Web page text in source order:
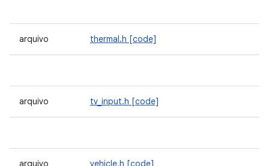
arquivo thermal.h [code]
arquivo tv_input.h [code]
arquivo vehicle.h [code]